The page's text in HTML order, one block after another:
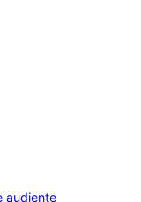
audiențe